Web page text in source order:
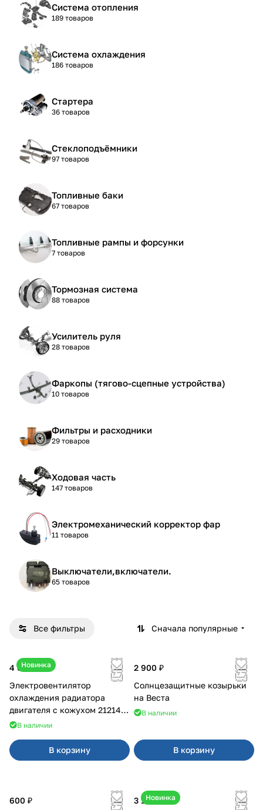
Система отопления
189 товаров
Система охлаждения
186 товаров
Стартера
36 товаров
Стеклоподъёмники
97 товаров
Топливные баки
67 товаров
Топливные рампы и форсунки
7 товаров
Тормозная система
88 товаров
Усилитель руля
28 товаров
Фаркопы (тягово-сцепные устройства)
10 товаров
Фильтры и расходники
29 товаров
Ходовая часть
147 товаров
Электромеханический корректор фар
11 товаров
Выключатели,включатели.
65 товаров
Все фильтры Сначала популярные
Новинка
4 600 ₽
Электровентилятор
охлаждения радиатора
двигателя с кожухом 21214
2121-21213 ВАЛЕЕ 95
В наличии
В корзину
2 900 ₽
Солнцезащитные козырьки
на Веста
В наличии
В корзину
600 ₽
Новинка
3 100 ₽